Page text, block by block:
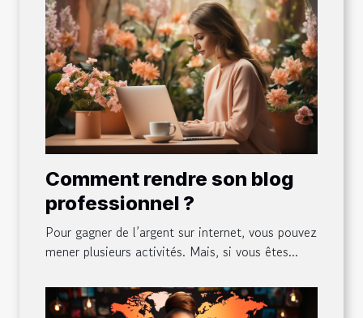
Comment rendre son blog
professionnel ?
Pour gagner de l’argent sur internet, vous pouvez
mener plusieurs activités. Mais, si vous êtes...